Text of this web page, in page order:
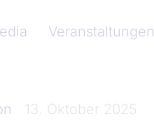
Veranstaltungen
13. Oktober 2025